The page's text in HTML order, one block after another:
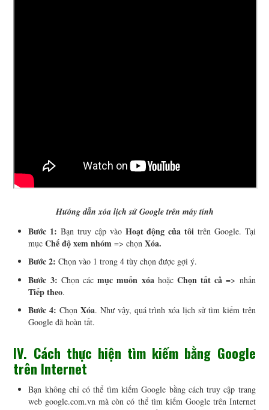
Hướng dẫn xóa lịch sử Google trên máy tính
Bước 1:Bạn truy cập vào Hoạt động của tôi trên Google. Tại
mụcChế độ xem nhóm => chọnXóa.
Bước 2:Chọn vào 1 trong 4 tùy chọn được gợi ý.
Bước 3: Chọn cácmục muốn xóahoặc Chọn tất cả => nhấn
Tiếp theo.
Bước 4:ChọnXóa. Như vậy, quá trình xóa lịch sử tìm kiếm trên
Google đã hoàn tất.
IV. Cách thực hiện tìm kiếm bằng Google
trên Internet
Bạn không chỉ có thể tìm kiếm Google bằng cách truy cập trang
web google.com.vn mà còn có thể tìm kiếm Google trên Internet